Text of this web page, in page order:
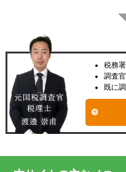
税務
調査
既に